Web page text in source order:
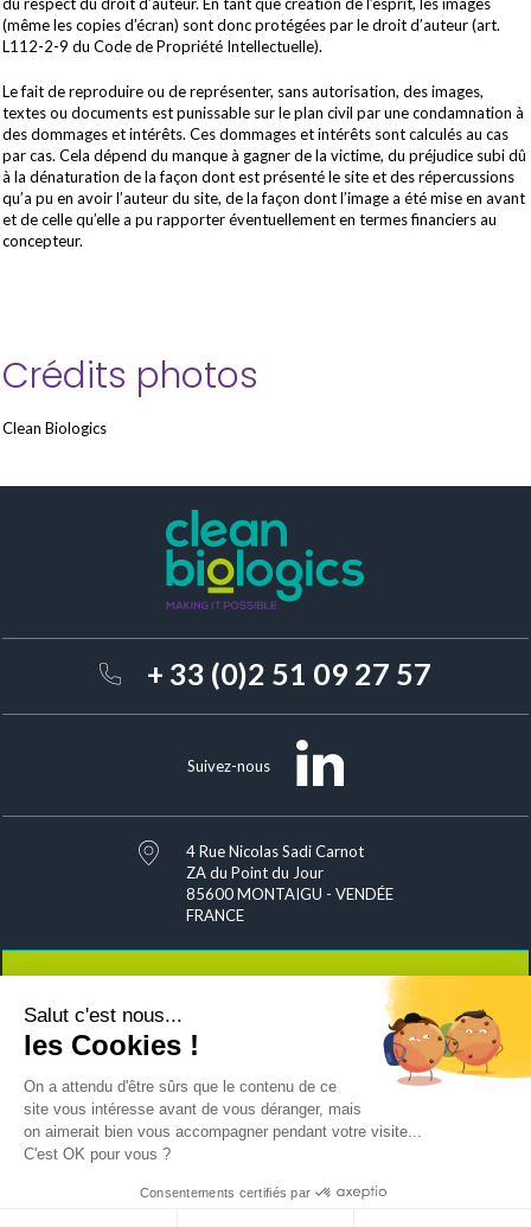
Salut c'est nous...
les Cookies !
On a attendu d'être sûrs que le contenu de ce
site vous intéresse avant de vous déranger, mais
on aimerait bien vous accompagner pendant votre visite...
C'est OK pour vous ?
Consentements certifiés par
(même les copies d’écran) sont donc protégées par le droit d’auteur (art.
L112-2-9 du Code de Propriété Intellectuelle).
Le fait de reproduire ou de représenter, sans autorisation, des images,
textes ou documents est punissable sur le plan civil par une condamnation à
des dommages et intérêts. Ces dommages et intérêts sont calculés au cas
par cas. Cela dépend du manque à gagner de la victime, du préjudice subi dû
à la dénaturation de la façon dont est présenté le site et des répercussions
qu’a pu en avoir l’auteur du site, de la façon dont l’image a été mise en avant
et de celle qu’elle a pu rapporter éventuellement en termes financiers au
concepteur.
Crédits photos
Clean Biologics
+ 33 (0)2 51 09 27 57
Suivez-nous
4 Rue Nicolas Sadi Carnot
ZA du Point du Jour
85600 MONTAIGU - VENDÉE
FRANCE
Nous rejoindre
Mentions légales & crédits